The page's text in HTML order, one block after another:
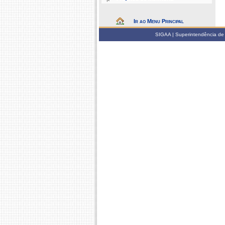
Ir ao Menu Principal
SIGAA | Superintendência